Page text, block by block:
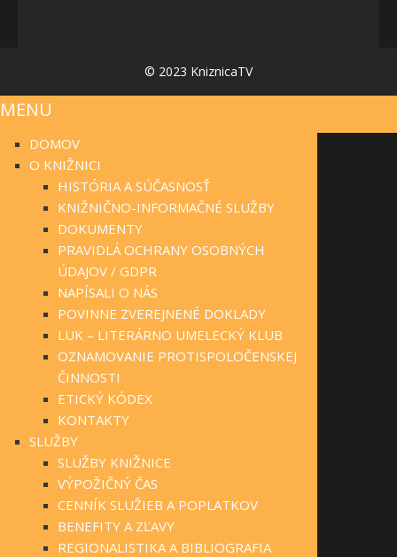
© 2023 KniznicaTV
MENU
DOMOV
O KNIŽNICI
HISTÓRIA A SÚČASNOSŤ
KNIŽNIČNO-INFORMAČNÉ SLUŽBY
DOKUMENTY
PRAVIDLÁ OCHRANY OSOBNÝCH
ÚDAJOV / GDPR
NAPÍSALI O NÁS
POVINNE ZVEREJNENÉ DOKLADY
LUK – LITERÁRNO UMELECKÝ KLUB
OZNAMOVANIE PROTISPOLOČENSKEJ
ČINNOSTI
ETICKÝ KÓDEX
KONTAKTY
SLUŽBY
SLUŽBY KNIŽNICE
VÝPOŽIČNÝ ČAS
CENNÍK SLUŽIEB A POPLATKOV
BENEFITY A ZĽAVY
REGIONALISTIKA A BIBLIOGRAFIA